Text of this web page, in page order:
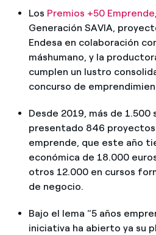
Los Premios +50 Emprende
Generación SAVIA,
Endesa en colaboración
máshumano, y la
cumplen un lustro
concurso de
Desde 2019, más de 1.500
presentado 846 proyectos
emprende, que este año
económica de 18.000
otros 12.000 en cursos
de negocio.
Bajo el lema “5 años
iniciativa ha abierto ya su